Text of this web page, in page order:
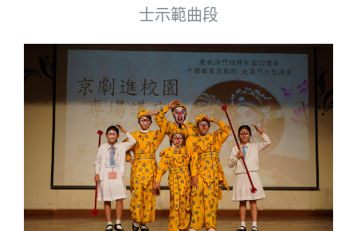
士示範曲段